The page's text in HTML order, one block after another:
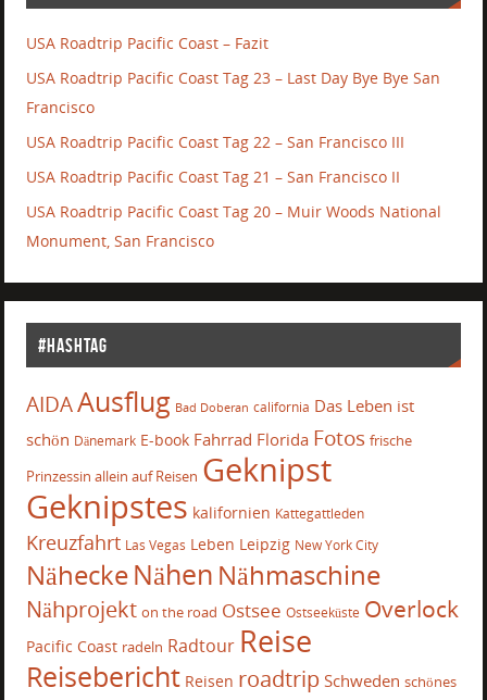
USA Roadtrip Pacific Coast – Fazit
USA Roadtrip Pacific Coast Tag 23 – Last Day Bye Bye San
Francisco
USA Roadtrip Pacific Coast Tag 22 – San Francisco III
USA Roadtrip Pacific Coast Tag 21 – San Francisco II
USA Roadtrip Pacific Coast Tag 20 – Muir Woods National
Monument, San Francisco
#Hashtag
AIDAAusflug Bad Doberan california Das Leben ist
schön Dänemark E-book Fahrrad Florida Fotos frische
Prinzessin allein auf Reisen Geknipst
Geknipstes kalifornien Kattegattleden
Kreuzfahrt Las Vegas Leben Leipzig New York City
NäheckeNähen Nähmaschine
Nähprojekt on the road Ostsee Ostseeküste Overlock
Pacific Coast radeln Radtour Reise
Reisebericht Reisen roadtrip Schweden schönes